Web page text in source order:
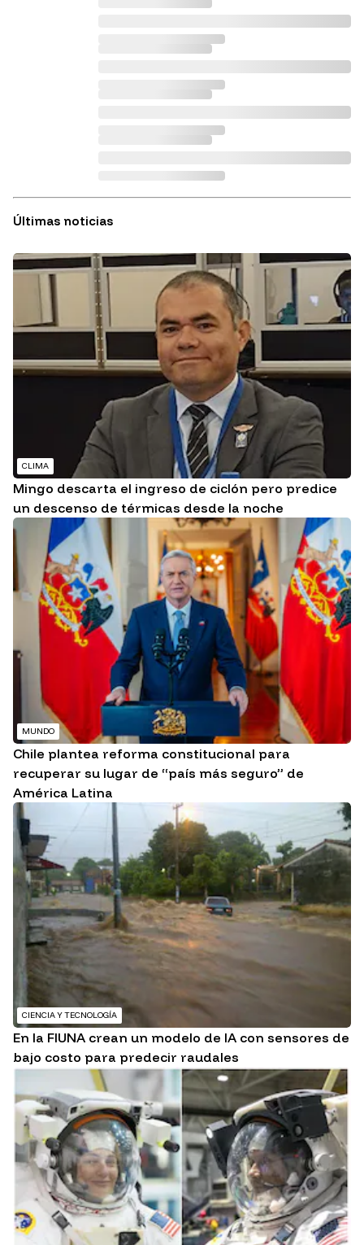
Últimas noticias
CLIMA
Mingo descarta el ingreso de ciclón pero predice
un descenso de térmicas desde la noche
MUNDO
Chile plantea reforma constitucional para
recuperar su lugar de “país más seguro” de
América Latina
CIENCIA Y TECNOLOGÍA
En la FIUNA crean un modelo de IA con sensores de
bajo costo para predecir raudales